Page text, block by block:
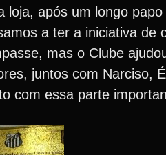
loja, após um longo
a ter a iniciativa de
mas o Clube
juntos com Narciso,
com essa parte